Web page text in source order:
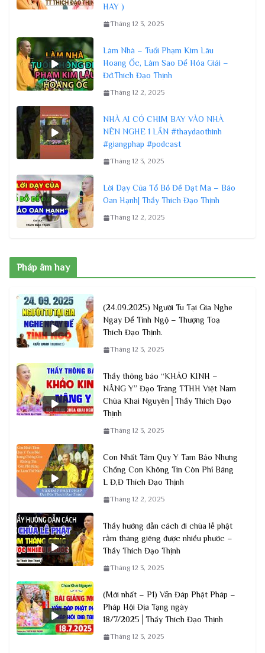
HAY )
Tháng 12 3, 2025
Làm Nhà – Tuổi Phạm Kim Lâu
Hoang Ốc, Làm Sao Để Hóa Giải –
Đđ.Thích Đạo Thịnh
Tháng 12 2, 2025
NHÀ AI CÓ CHIM BAY VÀO NHÀ
NÊN NGHE 1 LẦN #thaydaothinh
#giangphap #podcast
Tháng 12 3, 2025
Lời Dạy Của Tổ Bồ Đề Đạt Ma – Báo
Oan Hạnh| Thầy Thích Đạo Thịnh
Tháng 12 2, 2025
Pháp âm hay
(24.09.2025) Người Tu Tại Gia Nghe
Ngay Để Tỉnh Ngộ – Thượng Toạ
Thích Đạo Thịnh.
Tháng 12 3, 2025
Thầy thông báo “KHẢO KINH –
NÂNG Y” Đạo Tràng TTHH Việt Nam
Chùa Khai Nguyên│Thầy Thích Đạo
Thịnh
Tháng 12 3, 2025
Con Nhất Tâm Quy Y Tam Bảo Nhưng
Chồng Con Không Tin Còn Phỉ Báng
L Đ,Đ Thích Đạo Thịnh
Tháng 12 2, 2025
Thầy hướng dẫn cách đi chùa lễ phật
rằm tháng giêng được nhiều phước –
Thầy Thích Đạo Thịnh
Tháng 12 3, 2025
(Mới nhất – P1) Vấn Đáp Phật Pháp –
Pháp Hội Địa Tạng ngày
18/7/2025│Thầy Thích Đạo Thịnh
Tháng 12 3, 2025